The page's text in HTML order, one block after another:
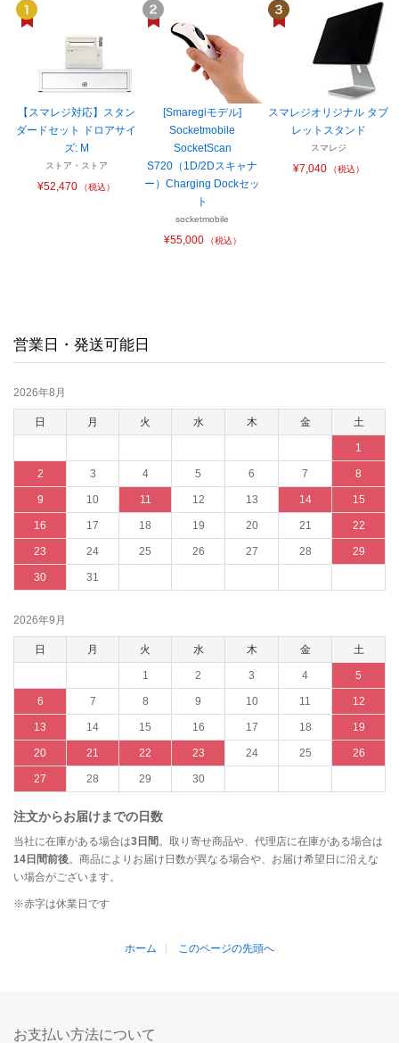
【スマレジ対応】スタン
ダードセット ドロアサイ
ズ: M
ストア・ストア
¥52,470 （税込）
[Smaregiモデル]
Socketmobile
SocketScan
S720（1D/2Dスキャナ
ー）Charging Dockセッ
ト
socketmobile
¥55,000 （税込）
スマレジオリジナル タブ
レットスタンド
スマレジ
¥7,040 （税込）
営業日・発送可能日
2026年8月
日 月 火 水 木 金 土
1
2 3 4 5 6 7 8
9 10 11 12 13 14 15
16 17 18 19 20 21 22
23 24 25 26 27 28 29
30 31
2026年9月
日 月 火 水 木 金 土
1 2 3 4 5
6 7 8 9 10 11 12
13 14 15 16 17 18 19
20 21 22 23 24 25 26
27 28 29 30
注文からお届けまでの日数
当社に在庫がある場合は3日間 。取り寄せ商品や、代理店に在庫がある場合は
14日間前後。商品によりお届け日数が異なる場合や、お届け希望日に沿えな
い場合がございます。
※赤字は休業日です
ホーム このページの先頭へ
お支払い方法について